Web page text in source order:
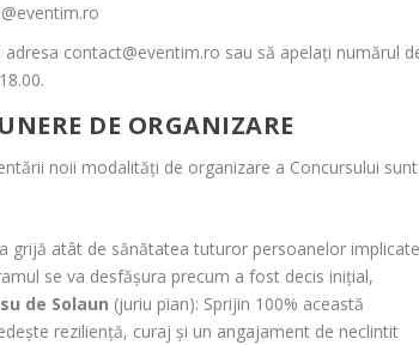
contact@eventim.ro sau să apelați numărul
DE ORGANIZARE
noii modalități de organizare a Concursului sunt
grijă atât de sănătatea tuturor persoanelor
se va desfășura precum a fost decis inițial,
de Solaun (juriu pian): Sprijin 100% această
reziliență, curaj și un angajament de neclintit